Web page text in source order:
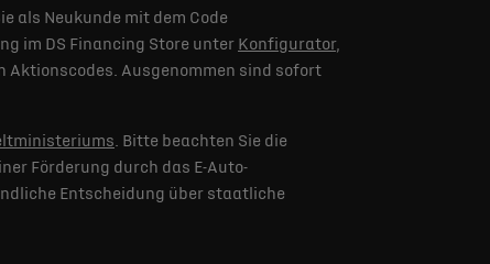
als Neukunde mit dem Code
im DS Financing Store unter Konfigurator,
Ausgenommen sind sofort
. Bitte beachten Sie die
Förderung durch das E-Auto-
Entscheidung über staatliche